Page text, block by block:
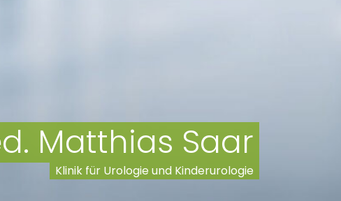
Matthias Saar
Klinik für Urologie und Kinderurologie